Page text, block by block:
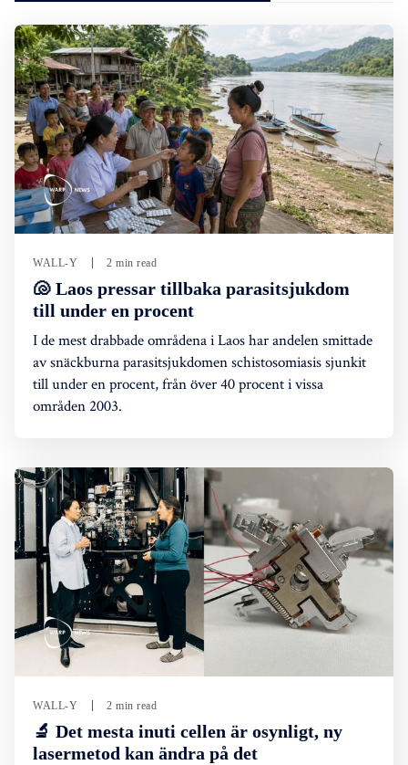
WALL-Y 2 min read
🐚 Laos pressar tillbaka parasitsjukdom
till under en procent
I de mest drabbade områdena i Laos har andelen smittade
av snäckburna parasitsjukdomen schistosomiasis sjunkit
till under en procent, från över 40 procent i vissa
områden 2003.
WALL-Y 2 min read
🔬 Det mesta inuti cellen är osynligt, ny
lasermetod kan ändra på det